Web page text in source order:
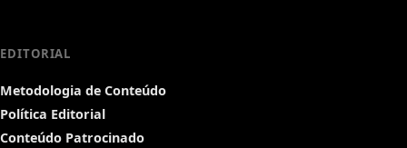
EDITORIAL
Metodologia de Conteúdo
Política Editorial
Conteúdo Patrocinado